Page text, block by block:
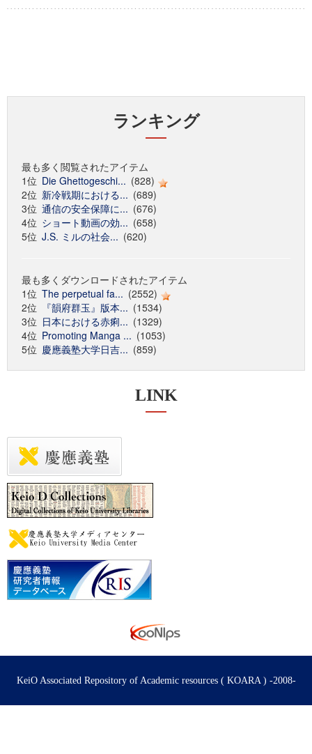
ランキング
最も多く閲覧されたアイテム
1位 Die Ghettogeschi... (828)
2位 新冷戦期における... (689)
3位 通信の安全保障に... (676)
4位 ショート動画の効... (658)
5位 J.S. ミルの社会... (620)
最も多くダウンロードされたアイテム
1位 The perpetual fa... (2552)
2位
『韻府群玉』版本... (1534)
3位 日本における赤痢... (1329)
4位 Promoting Manga ... (1053)
5位 慶應義塾大学日吉... (859)
LINK
KeiO Associated Repository of Academic resources ( KOARA ) -2008-